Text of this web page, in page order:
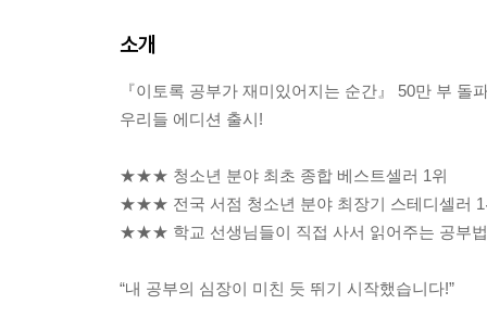
소개
『이토록 공부가 재미있어지는 순간』 50만 부 돌
우리들 에디션 출시!
★★★ 청소년 분야 최초 종합 베스트셀러 1위
★★★ 전국 서점 청소년 분야 최장기 스테디셀러
★★★ 학교 선생님들이 직접 사서 읽어주는 공부
“내 공부의 심장이 미친 듯 뛰기 시작했습니다!”